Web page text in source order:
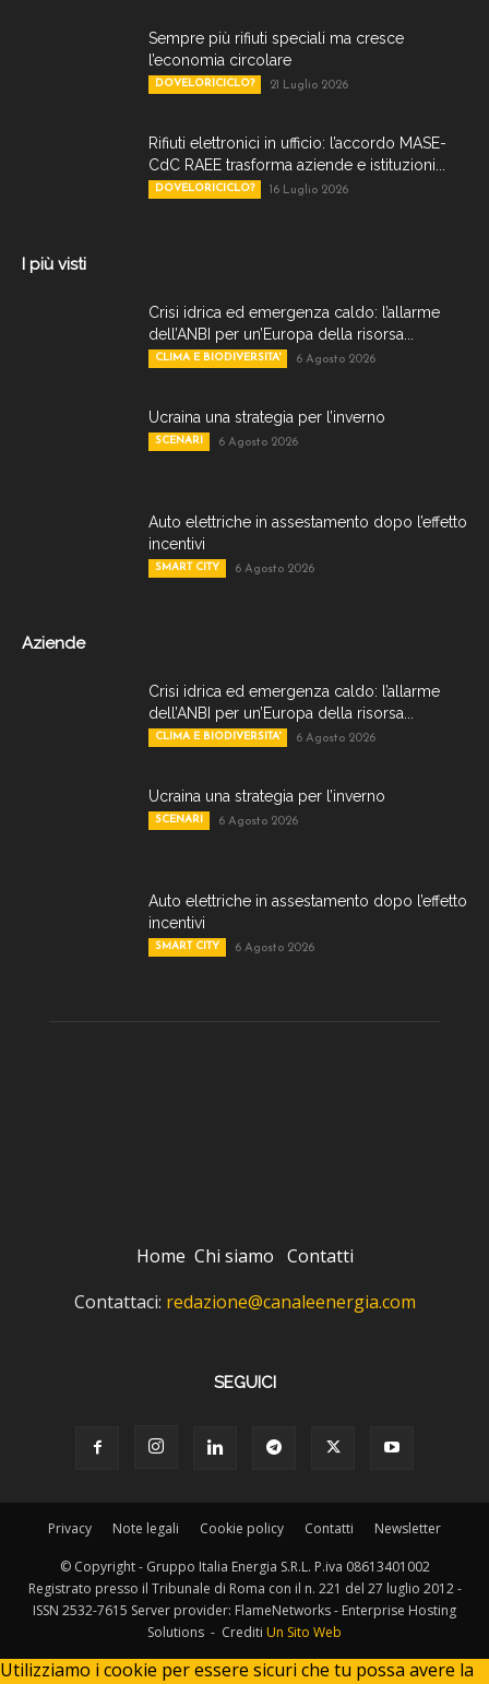
Sempre più rifiuti speciali ma cresce
l’economia circolare
DOVELORICICLO? 21 Luglio 2026
Rifiuti elettronici in ufficio: l’accordo MASE-
CdC RAEE trasforma aziende e istituzioni...
DOVELORICICLO? 16 Luglio 2026
I più visti
Crisi idrica ed emergenza caldo: l’allarme
dell’ANBI per un’Europa della risorsa...
CLIMA E BIODIVERSITA' 6 Agosto 2026
Ucraina una strategia per l’inverno
SCENARI 6 Agosto 2026
Auto elettriche in assestamento dopo l’effetto
incentivi
SMART CITY 6 Agosto 2026
Aziende
Crisi idrica ed emergenza caldo: l’allarme
dell’ANBI per un’Europa della risorsa...
CLIMA E BIODIVERSITA' 6 Agosto 2026
Ucraina una strategia per l’inverno
SCENARI 6 Agosto 2026
Auto elettriche in assestamento dopo l’effetto
incentivi
SMART CITY 6 Agosto 2026
Home Chi siamo Contatti
Contattaci: redazione@canaleenergia.com
SEGUICI
Privacy Note legali Cookie policy Contatti Newsletter
© Copyright - Gruppo Italia Energia S.R.L. P.iva 08613401002
Registrato presso il Tribunale di Roma con il n. 221 del 27 luglio 2012 -
ISSN 2532-7615 Server provider: FlameNetworks - Enterprise Hosting
Solutions - Crediti Un Sito Web
Utilizziamo i cookie per essere sicuri che tu possa avere la